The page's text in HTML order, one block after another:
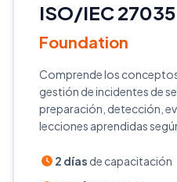
ISO/IEC 27035
Foundation
Comprende los
gestión de incidentes de
preparación, detección,
lecciones aprendidas
2 días de capacitación